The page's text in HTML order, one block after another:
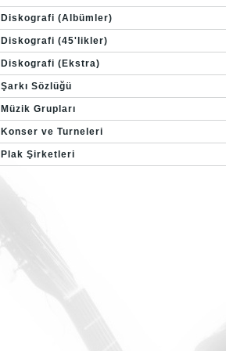
Diskografi (Albümler)
Diskografi (45'likler)
Diskografi (Ekstra)
Şarkı Sözlüğü
Müzik Grupları
Konser ve Turneleri
Plak Şirketleri